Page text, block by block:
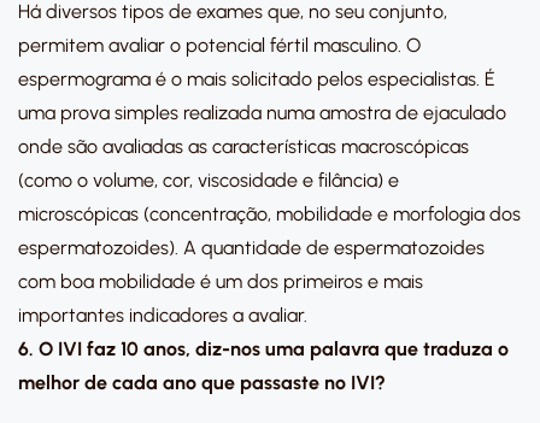
Há diversos tipos de exames que, no seu conjunto,
permitem avaliar o potencial fértil masculino. O
espermograma é o mais solicitado pelos especialistas. É
uma prova simples realizada numa amostra de ejaculado
onde são avaliadas as características macroscópicas
(como o volume, cor, viscosidade e filância) e
microscópicas (concentração, mobilidade e morfologia dos
espermatozoides). A quantidade de espermatozoides
com boa mobilidade é um dos primeiros e mais
importantes indicadores a avaliar.
6. O IVI faz 10 anos, diz-nos uma palavra que traduza o
melhor de cada ano que passaste no IVI?